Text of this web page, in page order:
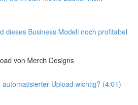
dieses Business Modell noch profitabel
von Merch Designs
automatisierter Upload wichtig? (4:01)